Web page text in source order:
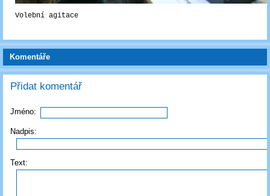
Volební agitace
Komentáře
Přidat komentář
Jméno:
Nadpis:
Text: